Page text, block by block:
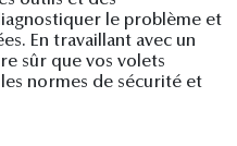
le problème et
En travaillant avec un
sûr que vos volets
normes de sécurité et